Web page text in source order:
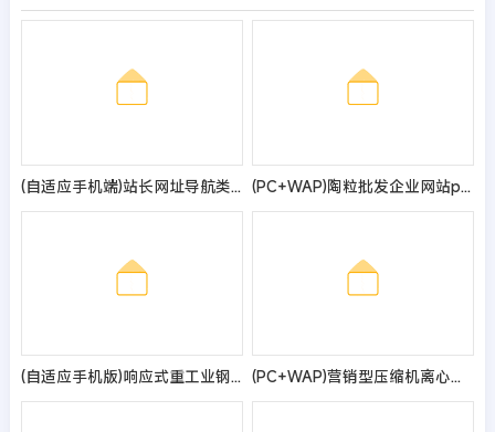
(自适应手机端)站长网址导航类pbootcms模板 网站目录源码 (PC+WAP)陶粒批发企业网站pbootcms模板 工程建筑建材网站源码
(自适应手机版)响应式重工业钢铁机械类网站pbootcms模板 html5工业设备网站源码 (PC+WAP)营销型压缩机离心风机网站pbootcms模板 红色机械设备网站源码